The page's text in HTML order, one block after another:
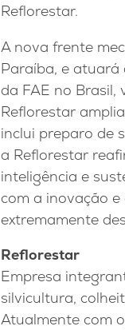
Reflorestar.
A nova frente
Paraíba, e atuará
da FAE no Brasil,
Reflorestar
inclui preparo de
a Reflorestar
inteligência e
com a inovação
extremamente
Reflorestar
Empresa
silvicultura,
Atualmente com